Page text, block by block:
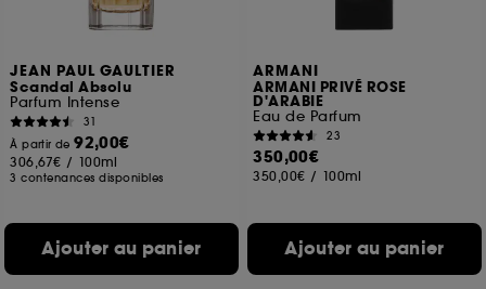
JEAN PAUL GAULTIER
Scandal Absolu
Parfum Intense
31
À partir de92,00€
306,67€ / 100ml
3 contenances disponibles
Ajouter au panier
ARMANI
ARMANI PRIVÉ ROSE
D'ARABIE
Eau de Parfum
23
350,00€
350,00€ / 100ml
Ajouter au panier